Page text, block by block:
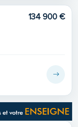
134 900 €